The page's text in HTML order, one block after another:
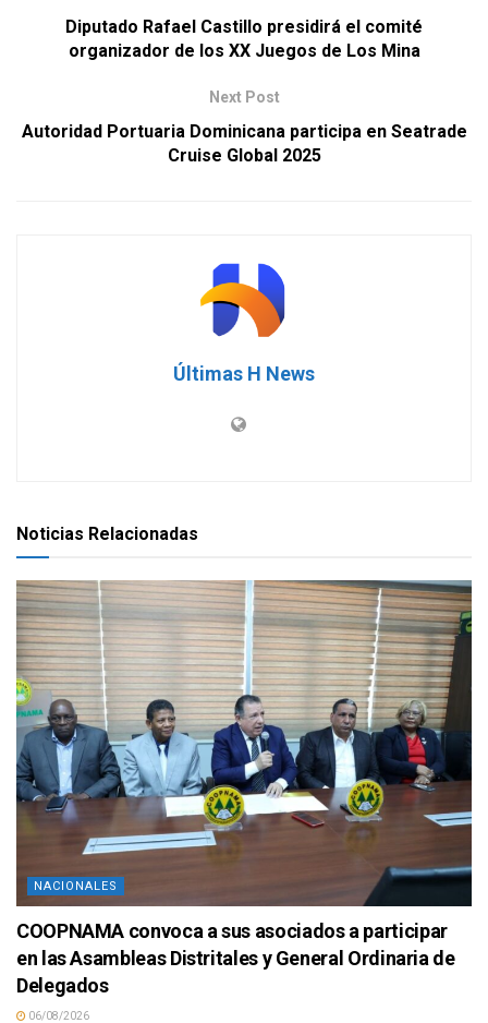
Diputado Rafael Castillo presidirá el comité
organizador de los XX Juegos de Los Mina
Next Post
Autoridad Portuaria Dominicana participa en Seatrade
Cruise Global 2025
Últimas H News
Noticias Relacionadas
NACIONALES
COOPNAMA convoca a sus asociados a participar
en las Asambleas Distritales y General Ordinaria de
Delegados
06/08/2026